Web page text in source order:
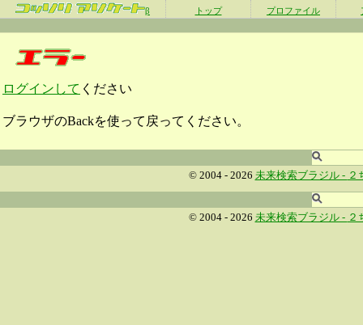
β トップ プロファイル
ログインして ください
ブラウザのBackを使って戻ってください。
© 2004 - 2026 未来検索ブラジル - ２
© 2004 - 2026 未来検索ブラジル - ２